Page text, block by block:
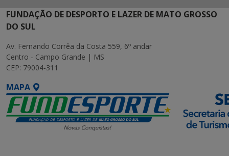
FUNDAÇÃO DE DESPORTO E LAZER DE MATO GROSSO
DO SUL
Av. Fernando Corrêa da Costa 559, 6º andar
Centro - Campo Grande | MS
CEP: 79004-311
MAPA